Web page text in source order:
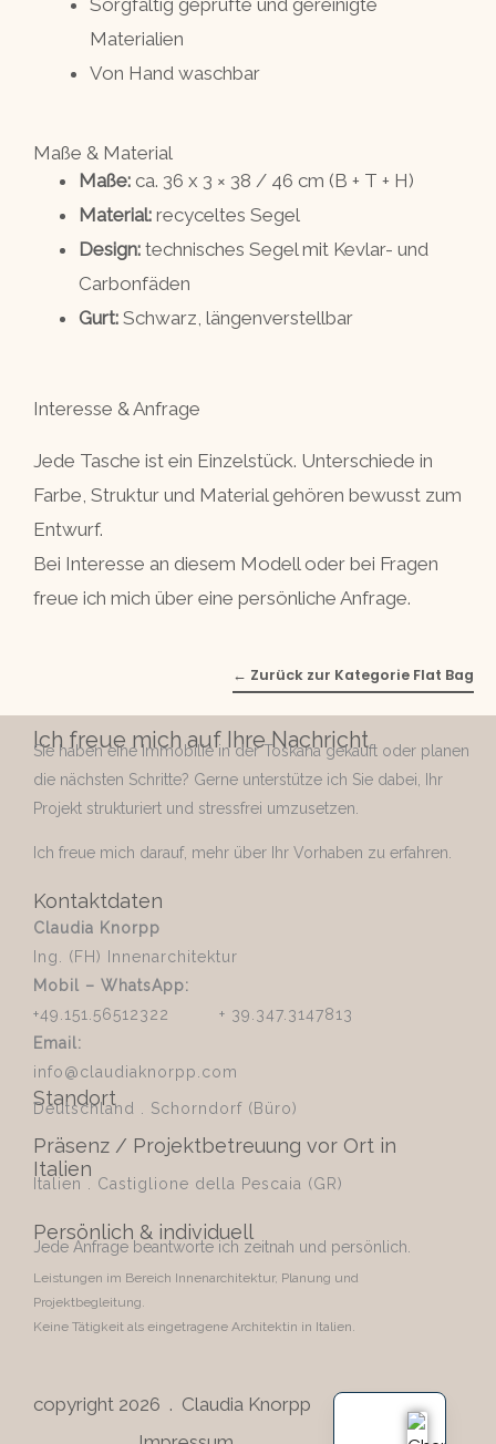
Sorgfältig geprüfte und gereinigte
Materialien
Von Hand waschbar
Maße & Material
Maße: ca. 36 x 3 × 38 / 46 cm (B + T + H)
Material: recyceltes Segel
Design: technisches Segel mit Kevlar- und
Carbonfäden
Gurt: Schwarz, längenverstellbar
Interesse & Anfrage
Jede Tasche ist ein Einzelstück. Unterschiede in
Farbe, Struktur und Material gehören bewusst zum
Entwurf.
Bei Interesse an diesem Modell oder bei Fragen
freue ich mich über eine persönliche Anfrage.
← Zurück zur Kategorie Flat Bag
Ich freue mich auf Ihre Nachricht
Sie haben eine Immobilie in der Toskana gekauft oder planen
die nächsten Schritte? Gerne unterstütze ich Sie dabei, Ihr
Projekt strukturiert und stressfrei umzusetzen.
Ich freue mich darauf, mehr über Ihr Vorhaben zu erfahren.
Kontaktdaten
Claudia Knorpp
Ing. (FH) Innenarchitektur
Mobil – WhatsApp:
+49.151.56512322 + 39.347.3147813
Email:
info@claudiaknorpp.com
Standort
Deutschland . Schorndorf (Büro)
Präsenz / Projektbetreuung vor Ort in
Italien
Italien . Castiglione della Pescaia (GR)
Persönlich & individuell
Jede Anfrage beantworte ich zeitnah und persönlich.
Leistungen im Bereich Innenarchitektur, Planung und
Projektbegleitung.
Keine Tätigkeit als eingetragene Architektin in Italien.
copyright 2026 . Claudia Knorpp